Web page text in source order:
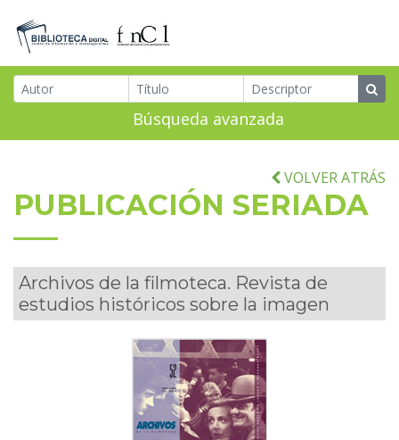
Búsqueda avanzada
VOLVER ATRÁS
PUBLICACIÓN SERIADA
Archivos de la filmoteca. Revista de
estudios históricos sobre la imagen